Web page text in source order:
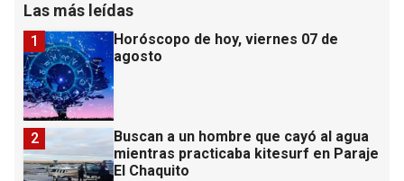
Las más leídas
Horóscopo de hoy, viernes 07 de
agosto
1
Buscan a un hombre que cayó al agua
mientras practicaba kitesurf en Paraje
El Chaquito
2